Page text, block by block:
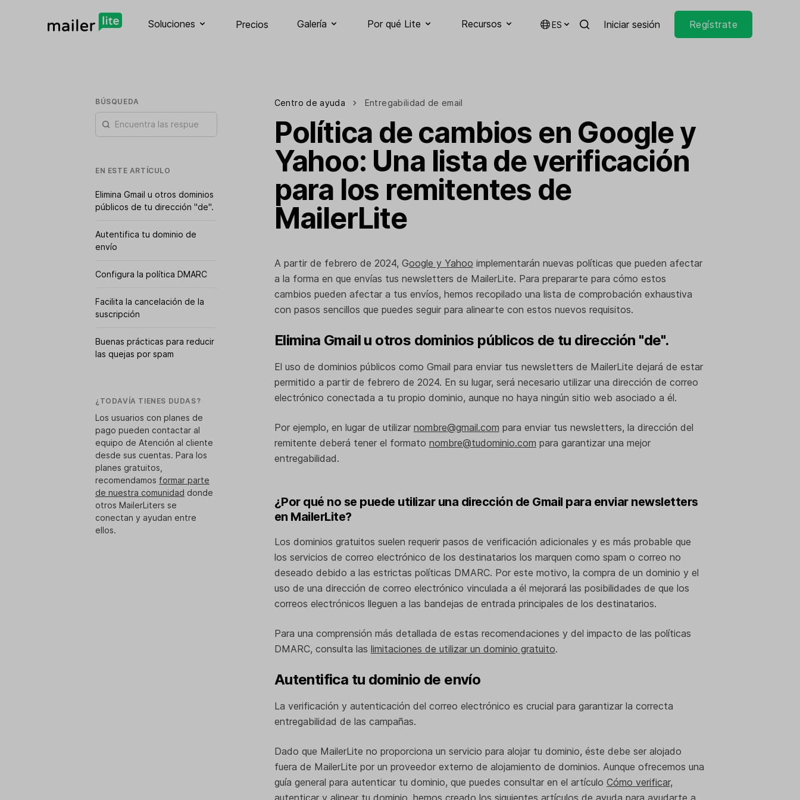
Soluciones Precios Galería Por qué Lite Recursos ES Iniciar sesión Regístrate
BÚSQUEDA
EN ESTE ARTÍCULO
Elimina Gmail u otros dominios
públicos de tu dirección "de".
Autentifica tu dominio de
envío
Configura la política DMARC
Facilita la cancelación de la
suscripción
Buenas prácticas para reducir
las quejas por spam
¿TODAVÍA TIENES DUDAS?
Los usuarios con planes de
pago pueden contactar al
equipo de Atención al cliente
desde sus cuentas. Para los
planes gratuitos,
recomendamos formar parte
de nuestra comunidad donde
otros MailerLiters se
conectan y ayudan entre
ellos.
Centro de ayuda Entregabilidad de email
Política de cambios en Google y
Yahoo: Una lista de verificación
para los remitentes de
MailerLite
A partir de febrero de 2024, Google y Yahoo implementarán nuevas políticas que pueden afectar
a la forma en que envías tus newsletters de MailerLite. Para prepararte para cómo estos
cambios pueden afectar a tus envíos, hemos recopilado una lista de comprobación exhaustiva
con pasos sencillos que puedes seguir para alinearte con estos nuevos requisitos.
Elimina Gmail u otros dominios públicos de tu dirección "de".
El uso de dominios públicos como Gmail para enviar tus newsletters de MailerLite dejará de estar
permitido a partir de febrero de 2024. En su lugar, será necesario utilizar una dirección de correo
electrónico conectada a tu propio dominio, aunque no haya ningún sitio web asociado a él.
Por ejemplo, en lugar de utilizar nombre@gmail.com para enviar tus newsletters, la dirección del
remitente deberá tener el formato nombre@tudominio.com para garantizar una mejor
entregabilidad.
¿Por qué no se puede utilizar una dirección de Gmail para enviar newsletters
en MailerLite?
Los dominios gratuitos suelen requerir pasos de verificación adicionales y es más probable que
los servicios de correo electrónico de los destinatarios los marquen como spam o correo no
deseado debido a las estrictas políticas DMARC. Por este motivo, la compra de un dominio y el
uso de una dirección de correo electrónico vinculada a él mejorará las posibilidades de que los
correos electrónicos lleguen a las bandejas de entrada principales de los destinatarios.
Para una comprensión más detallada de estas recomendaciones y del impacto de las políticas
DMARC, consulta las limitaciones de utilizar un dominio gratuito.
Autentifica tu dominio de envío
La verificación y autenticación del correo electrónico es crucial para garantizar la correcta
entregabilidad de las campañas.
Dado que MailerLite no proporciona un servicio para alojar tu dominio, éste debe ser alojado
fuera de MailerLite por un proveedor externo de alojamiento de dominios. Aunque ofrecemos una
guía general para autenticar tu dominio, que puedes consultar en el artículo Cómo verificar,
autenticar y alinear tu dominio , hemos creado los siguientes artículos de ayuda para ayudarte a